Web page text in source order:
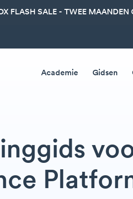
FLASH SALE - TWEE MAANDEN
Academie Gidsen